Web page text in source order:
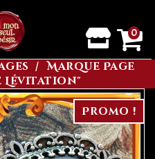
0
Marque Page
Lévitation"
Promo !